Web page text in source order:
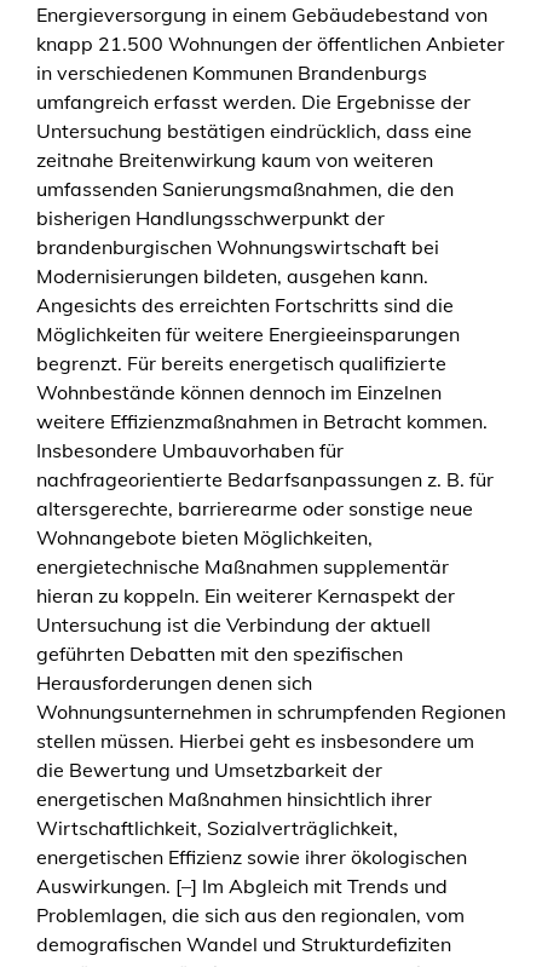
Energieversorgung in einem Gebäudebestand von
knapp 21.500 Wohnungen der öffentlichen Anbieter
in verschiedenen Kommunen Brandenburgs
umfangreich erfasst werden. Die Ergebnisse der
Untersuchung bestätigen eindrücklich, dass eine
zeitnahe Breitenwirkung kaum von weiteren
umfassenden Sanierungsmaßnahmen, die den
bisherigen Handlungsschwerpunkt der
brandenburgischen Wohnungswirtschaft bei
Modernisierungen bildeten, ausgehen kann.
Angesichts des erreichten Fortschritts sind die
Möglichkeiten für weitere Energieeinsparungen
begrenzt. Für bereits energetisch qualifizierte
Wohnbestände können dennoch im Einzelnen
weitere Effizienzmaßnahmen in Betracht kommen.
Insbesondere Umbauvorhaben für
nachfrageorientierte Bedarfsanpassungen z. B. für
altersgerechte, barrierearme oder sonstige neue
Wohnangebote bieten Möglichkeiten,
energietechnische Maßnahmen supplementär
hieran zu koppeln. Ein weiterer Kernaspekt der
Untersuchung ist die Verbindung der aktuell
geführten Debatten mit den spezifischen
Herausforderungen denen sich
Wohnungsunternehmen in schrumpfenden Regionen
stellen müssen. Hierbei geht es insbesondere um
die Bewertung und Umsetzbarkeit der
energetischen Maßnahmen hinsichtlich ihrer
Wirtschaftlichkeit, Sozialverträglichkeit,
energetischen Effizienz sowie ihrer ökologischen
Auswirkungen. [–] Im Abgleich mit Trends und
Problemlagen, die sich aus den regionalen, vom
demografischen Wandel und Strukturdefiziten